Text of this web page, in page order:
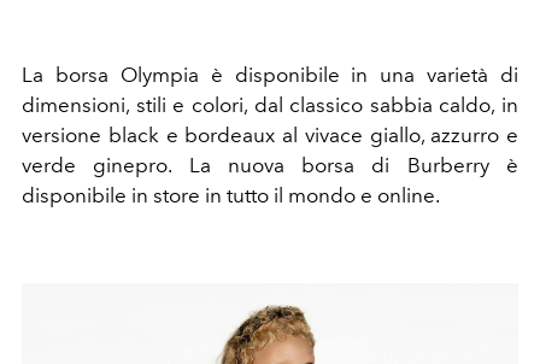
La borsa Olympia è disponibile in una varietà di
dimensioni, stili e colori, dal classico sabbia caldo, in
versione black e bordeaux al vivace giallo, azzurro e
verde ginepro. La nuova borsa di Burberry è
disponibile in store in tutto il mondo e online.